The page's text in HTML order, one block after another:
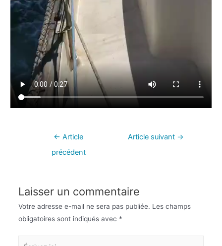
← Article
précédent
Article suivant →
Laisser un commentaire
Votre adresse e-mail ne sera pas publiée. Les champs
obligatoires sont indiqués avec *